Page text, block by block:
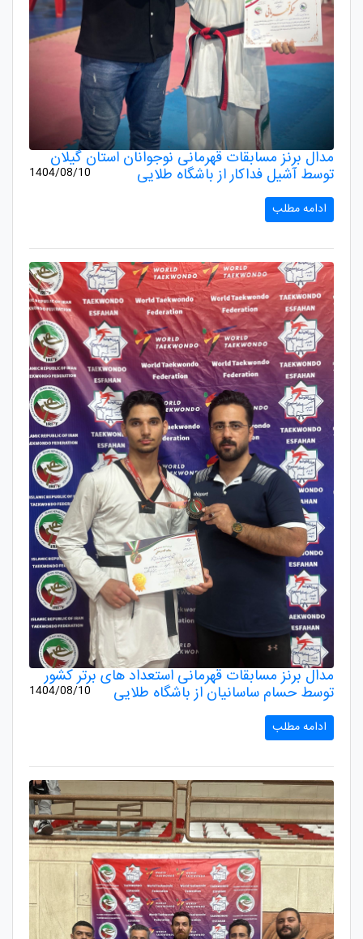
مدال برنز مسابقات قهرمانی نوجوانان استان گیلان
توسط آشیل فداکار از باشگاه طلایی 1404/08/10
ادامه مطلب
مدال برنز مسابقات قهرمانی استعداد های برتر کشور‌
توسط حسام ساسانیان از باشگاه طلایی 1404/08/10
ادامه مطلب